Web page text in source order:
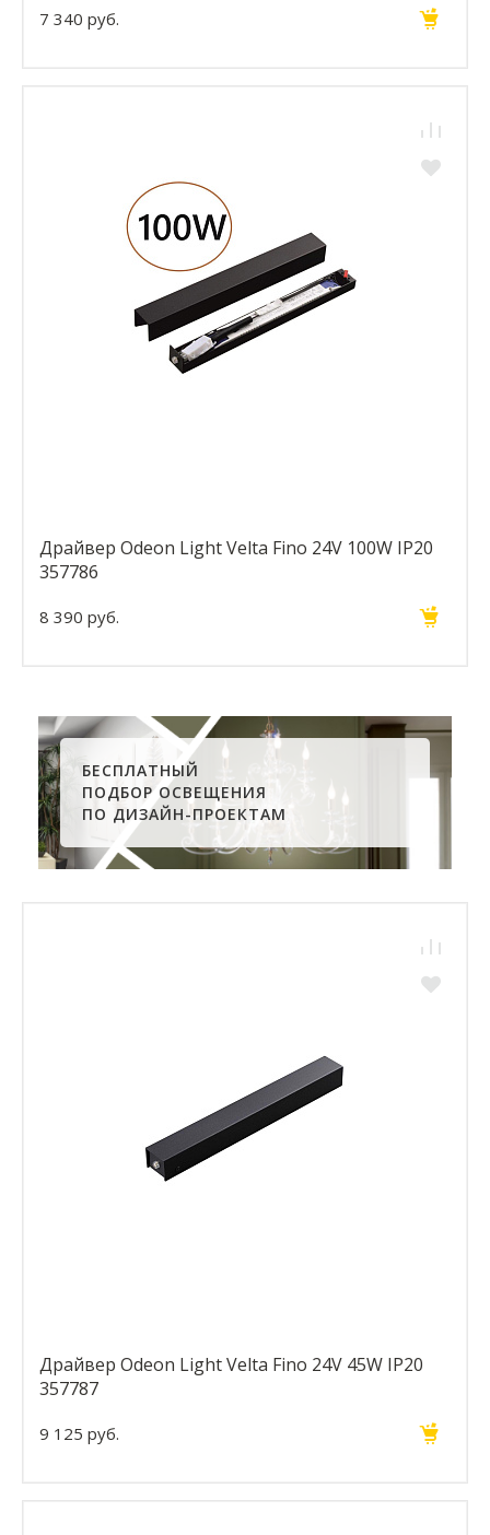
7 340 руб.
Драйвер Odeon Light Velta Fino 24V 100W IP20
357786
8 390 руб.
БЕСПЛАТНЫЙ
ПОДБОР ОСВЕЩЕНИЯ
ПО ДИЗАЙН-ПРОЕКТАМ
Драйвер Odeon Light Velta Fino 24V 45W IP20
357787
9 125 руб.